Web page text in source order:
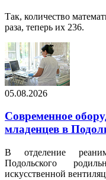
Так, количество
раза, теперь их 236.
05.08.2026
Современное
младенцев в
В отделение
Подольского
искусственной